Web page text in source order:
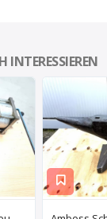
INTERESSIEREN